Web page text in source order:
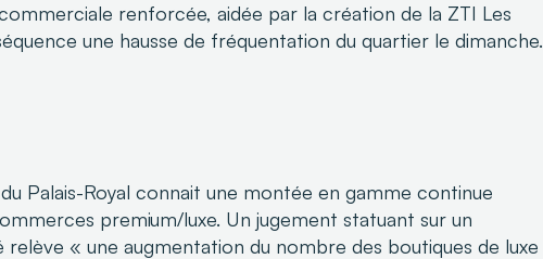
renforcée, aidée par la création de la ZTI Les
une hausse de fréquentation du quartier le dimanche.
Palais-Royal connait une montée en gamme continue
premium/luxe. Un jugement statuant sur un
« une augmentation du nombre des boutiques de luxe